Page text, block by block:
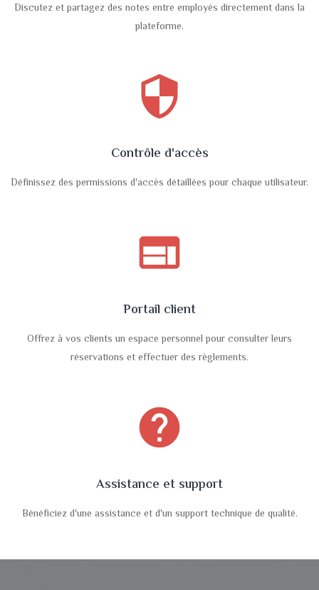
Discutez et partagez des notes entre employés directement dans la
plateforme.
security
Contrôle d'accès
Définissez des permissions d'accès détaillées pour chaque utilisateur.
web
Portail client
Offrez à vos clients un espace personnel pour consulter leurs
réservations et effectuer des règlements.
help
Assistance et support
Bénéficiez d'une assistance et d'un support technique de qualité.